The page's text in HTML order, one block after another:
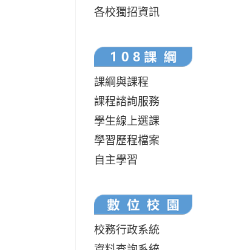
各校獨招資訊
課綱與課程
課程諮詢服務
學生線上選課
學習歷程檔案
自主學習
校務行政系統